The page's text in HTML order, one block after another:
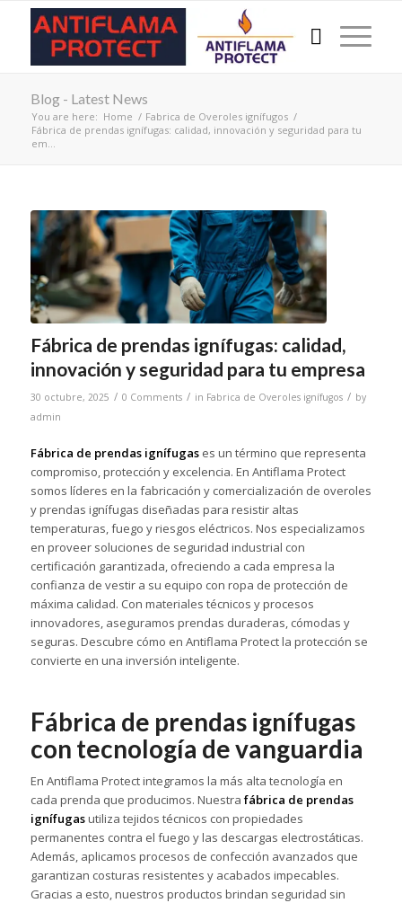
Blog - Latest News
You are here: Home / Fabrica de Overoles ignífugos /
Fábrica de prendas ignífugas: calidad, innovación y seguridad para tu
em...
Fábrica de prendas ignífugas: calidad,
innovación y seguridad para tu empresa
30 octubre, 2025 / 0 Comments / in Fabrica de Overoles ignífugos / by
admin
Fábrica de prendas ignífugases un término que representa
compromiso, protección y excelencia. En Antiflama Protect
somos líderes en la fabricación y comercialización de overoles
y prendas ignífugas diseñadas para resistir altas
temperaturas, fuego y riesgos eléctricos. Nos especializamos
en proveer soluciones de seguridad industrial con
certificación garantizada, ofreciendo a cada empresa la
confianza de vestir a su equipo con ropa de protección de
máxima calidad. Con materiales técnicos y procesos
innovadores, aseguramos prendas duraderas, cómodas y
seguras. Descubre cómo en Antiflama Protect la protección se
convierte en una inversión inteligente.
Fábrica de prendas ignífugas
con tecnología de vanguardia
En Antiflama Protect integramos la más alta tecnología en
cada prenda que producimos. Nuestra fábrica de prendas
ignífugasutiliza tejidos técnicos con propiedades
permanentes contra el fuego y las descargas electrostáticas.
Además, aplicamos procesos de confección avanzados que
garantizan costuras resistentes y acabados impecables.
Gracias a esto, nuestros productos brindan seguridad sin